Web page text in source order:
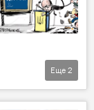
Еще 2